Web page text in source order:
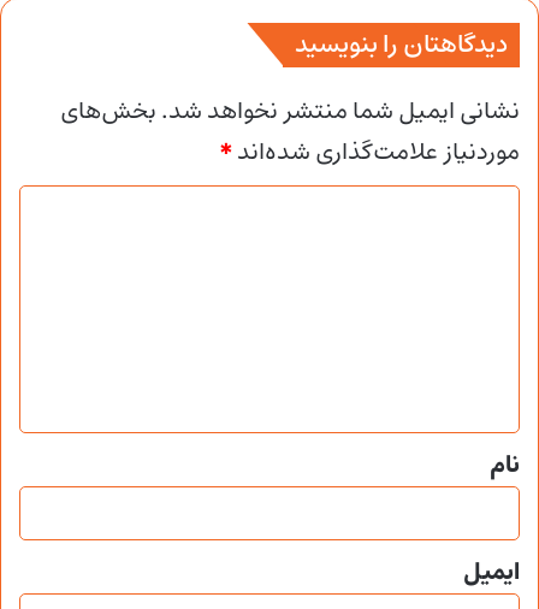
دیدگاهتان را بنویسید
نشانی ایمیل شما منتشر نخواهد شد.بخش‌های
موردنیاز علامت‌گذاری شده‌اند*
د
*
نام
ایمیل